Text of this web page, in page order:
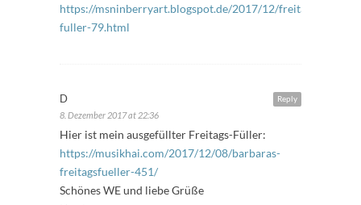
https://msninberryart.blogspot.de/2017/12/freitags-
fuller-79.html
Reply
D
8. Dezember 2017 at 22:36
Hier ist mein ausgefüllter Freitags-Füller:
https://musikhai.com/2017/12/08/barbaras-
freitagsfueller-451/
Schönes WE und liebe Grüße